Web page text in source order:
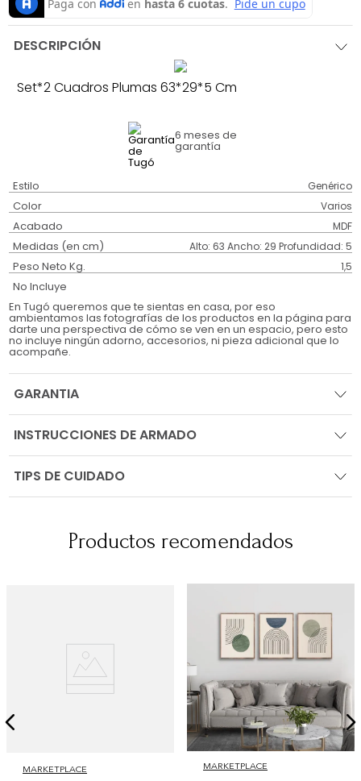
DESCRIPCIÓN
Set*2 Cuadros Plumas 63*29*5 Cm
6 meses de
garantía
Estilo Genérico
Color Varios
Acabado MDF
Medidas (en cm) Alto: 63 Ancho: 29 Profundidad: 5
Peso Neto Kg. 1,5
No Incluye
En Tugó queremos que te sientas en casa, por eso
ambientamos las fotografías de los productos en la página para
darte una perspectiva de cómo se ven en un espacio, pero esto
no incluye ningún adorno, accesorios, ni pieza adicional que lo
acompañe.
GARANTIA
INSTRUCCIONES DE ARMADO
TIPS DE CUIDADO
Productos recomendados
MARKETPLACE MARKETPLACE